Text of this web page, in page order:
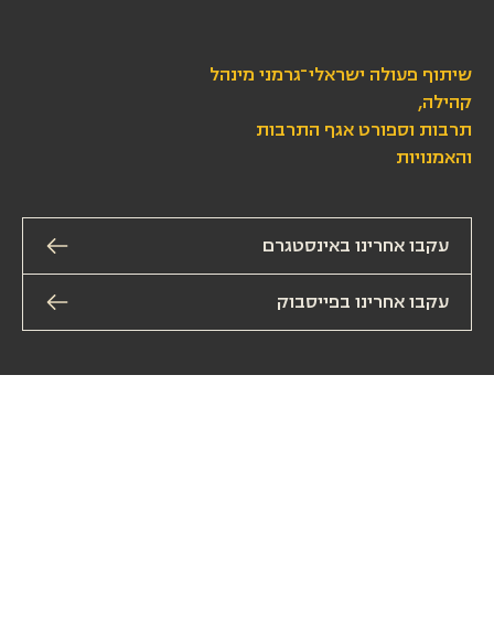
עקבו אחרינו באינסטגרם
שיתוף פעולה ישראלי־גרמני מינהל
קהילה,
תרבות וספורט אגף התרבות
והאמנויות
עקבו אחרינו בפייסבוק